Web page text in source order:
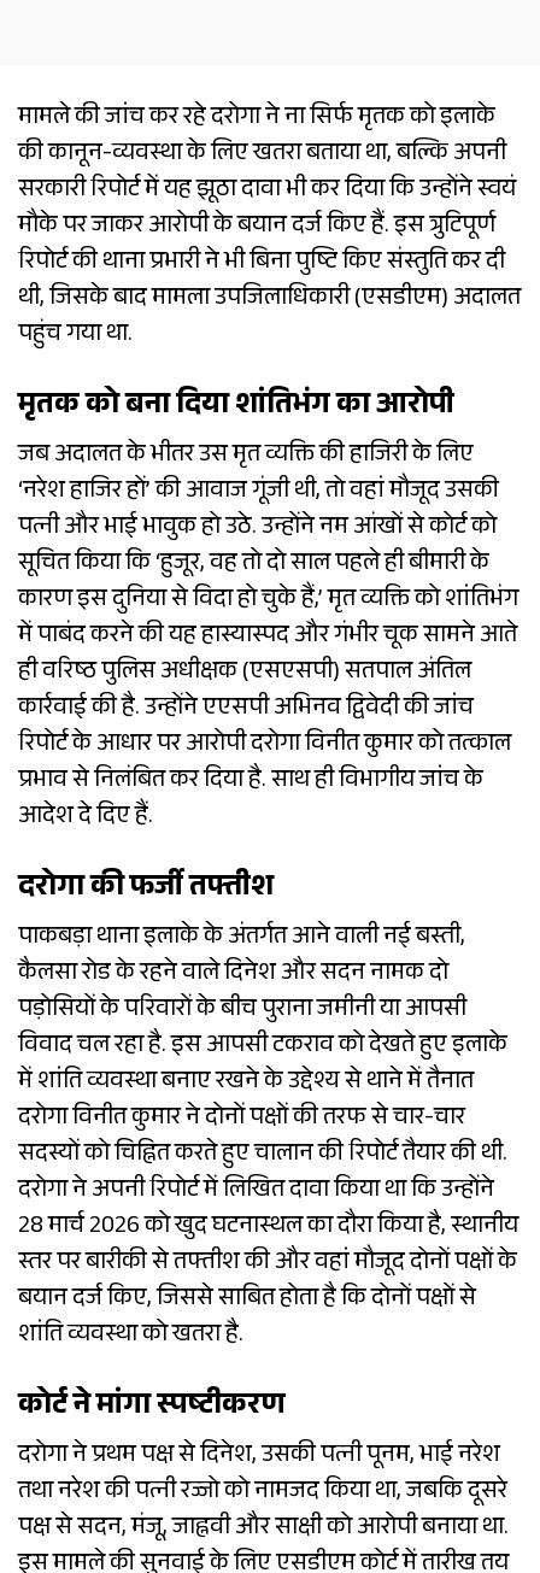
मामले की जांच कर रहे दरोगा ने ना सिर्फ मृतक को इलाके
की कानून-व्यवस्था के लिए खतरा बताया था, बल्कि अपनी
सरकारी रिपोर्ट में यह झूठा दावा भी कर दिया कि उन्होंने स्वयं
मौके पर जाकर आरोपी के बयान दर्ज किए हैं. इस त्रुटिपूर्ण
रिपोर्ट की थाना प्रभारी ने भी बिना पुष्टि किए संस्तुति कर दी
थी, जिसके बाद मामला उपजिलाधिकारी (एसडीएम) अदालत
पहुंच गया था.
मृतक को बना दिया शांतिभंग का आरोपी
जब अदालत के भीतर उस मृत व्यक्ति की हाजिरी के लिए
‘नरेश हाजिर हों’ की आवाज गूंजी थी, तो वहां मौजूद उसकी
पत्नी और भाई भावुक हो उठे. उन्होंने नम आंखों से कोर्ट को
सूचित किया कि ‘हुजूर, वह तो दो साल पहले ही बीमारी के
कारण इस दुनिया से विदा हो चुके हैं,’ मृत व्यक्ति को शांतिभंग
में पाबंद करने की यह हास्यास्पद और गंभीर चूक सामने आते
ही वरिष्ठ पुलिस अधीक्षक (एसएसपी) सतपाल अंतिल
कार्रवाई की है. उन्होंने एएसपी अभिनव द्विवेदी की जांच
रिपोर्ट के आधार पर आरोपी दरोगा विनीत कुमार को तत्काल
प्रभाव से निलंबित कर दिया है. साथ ही विभागीय जांच के
आदेश दे दिए हैं.
दरोगा की फर्जी तफ्तीश
पाकबड़ा थाना इलाके के अंतर्गत आने वाली नई बस्ती,
कैलसा रोड के रहने वाले दिनेश और सदन नामक दो
पड़ोसियों के परिवारों के बीच पुराना जमीनी या आपसी
विवाद चल रहा है. इस आपसी टकराव को देखते हुए इलाके
में शांति व्यवस्था बनाए रखने के उद्देश्य से थाने में तैनात
दरोगा विनीत कुमार ने दोनों पक्षों की तरफ से चार-चार
सदस्यों को चिह्नित करते हुए चालान की रिपोर्ट तैयार की थी.
दरोगा ने अपनी रिपोर्ट में लिखित दावा किया था कि उन्होंने
28 मार्च 2026 को खुद घटनास्थल का दौरा किया है, स्थानीय
स्तर पर बारीकी से तफ्तीश की और वहां मौजूद दोनों पक्षों के
बयान दर्ज किए, जिससे साबित होता है कि दोनों पक्षों से
शांति व्यवस्था को खतरा है.
कोर्ट ने मांगा स्पष्टीकरण
दरोगा ने प्रथम पक्ष से दिनेश, उसकी पत्नी पूनम, भाई नरेश
तथा नरेश की पत्नी रज्जो को नामजद किया था, जबकि दूसरे
पक्ष से सदन, मंजू, जाह्नवी और साक्षी को आरोपी बनाया था.